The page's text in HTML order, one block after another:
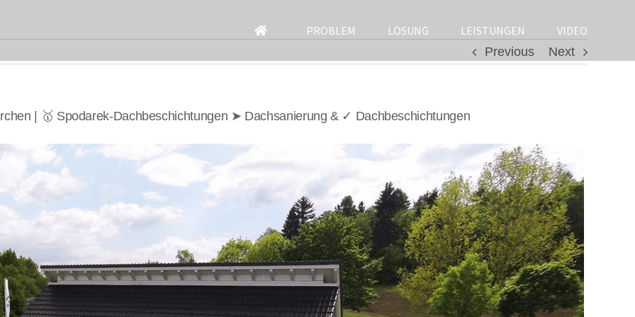
for:
PROBLEM LÖSUNG LEISTUNGEN
VIDEO
Previous
Next
| 🥇 Spodarek-Dachbeschichtungen ➤ Dachsanierung & ✓ Dachbeschichtungen